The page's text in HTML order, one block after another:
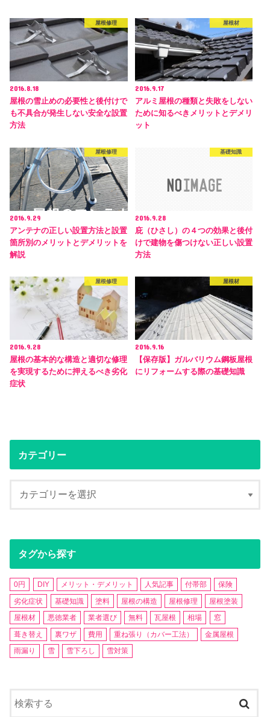
屋根修理
2016.8.18
屋根の雪止めの必要性と後付けで
も不具合が発生しない安全な設置
方法
屋根材
2016.9.17
アルミ屋根の種類と失敗をしない
ために知るべきメリットとデメリ
ット
屋根修理
2016.9.29
アンテナの正しい設置方法と設置
箇所別のメリットとデメリットを
解説
基礎知識
2016.9.28
庇（ひさし）の４つの効果と後付
けで建物を傷つけない正しい設置
方法
屋根修理
2016.9.28
屋根の基本的な構造と適切な修理
を実現するために押えるべき劣化
症状
屋根材
2016.9.16
【保存版】ガルバリウム鋼板屋根
にリフォームする際の基礎知識
カテゴリー
タグから探す
0円 DIY メリット・デメリット 人気記事 付帯部
保険
劣化症状
基礎知識 塗料 屋根の構造 屋根修理
屋根塗装
屋根材
悪徳業者 業者選び 無料 瓦屋根 相場
窓
葺き替え
裏ワザ 費用 重ね張り（カバー工法）
金属屋根
雨漏り
雪 雪下ろし 雪対策